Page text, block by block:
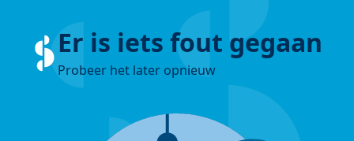
Er is iets fout gegaan
Probeer het later opnieuw